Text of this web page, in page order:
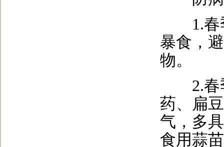
1.春季
暴食，
物。
2.春季
药、扁
气，多
食用蒜